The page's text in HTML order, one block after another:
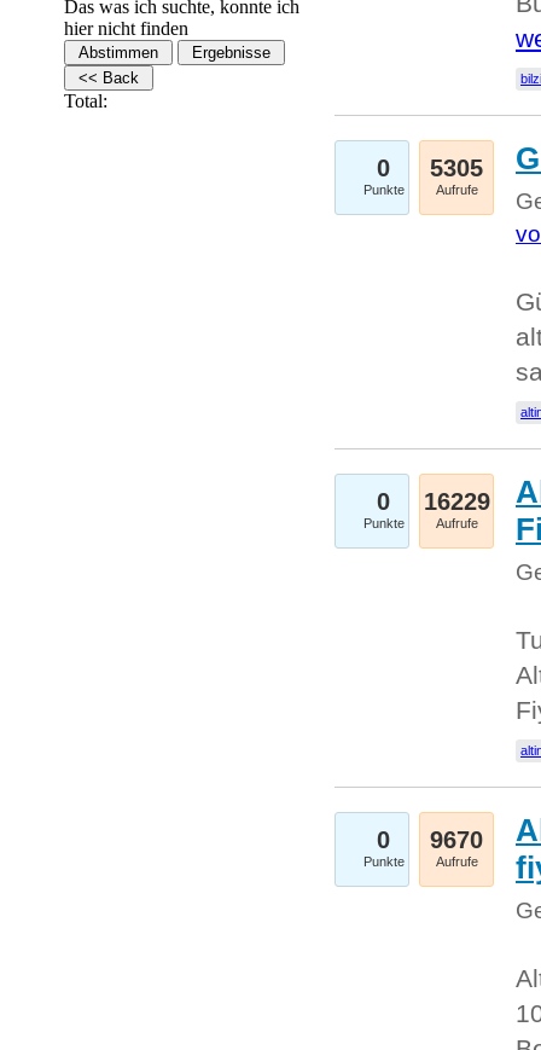
Das was ich suchte, konnte ich
hier nicht finden
Total:
0
Punkte
5305
Aufrufe
0
Punkte
16229
Aufrufe
0
Punkte
9670
Aufrufe